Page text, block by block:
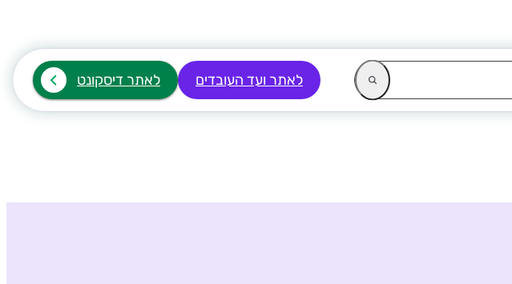
לאתר ועד העובדים לאתר דיסקונט